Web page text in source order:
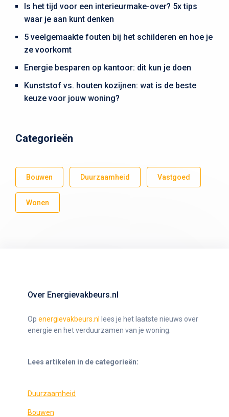
Is het tijd voor een interieurmake-over? 5x tips
waar je aan kunt denken
5 veelgemaakte fouten bij het schilderen en hoe je
ze voorkomt
Energie besparen op kantoor: dit kun je doen
Kunststof vs. houten kozijnen: wat is de beste
keuze voor jouw woning?
Categorieën
Bouwen Duurzaamheid Vastgoed
Wonen
Over Energievakbeurs.nl
Op energievakbeurs.nl
lees je het laatste nieuws over
energie en het verduurzamen van je woning.
Lees artikelen in de categorieën:
Duurzaamheid
Bouwen